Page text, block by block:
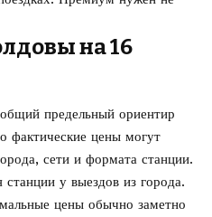
на 16
предельный ориентир
фактические цены могут
сети и формата станции.
у выездов из города.
цены обычно заметно